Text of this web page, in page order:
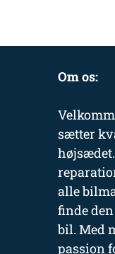
Om os:
sætter
alle
finde
bil. Med
passion